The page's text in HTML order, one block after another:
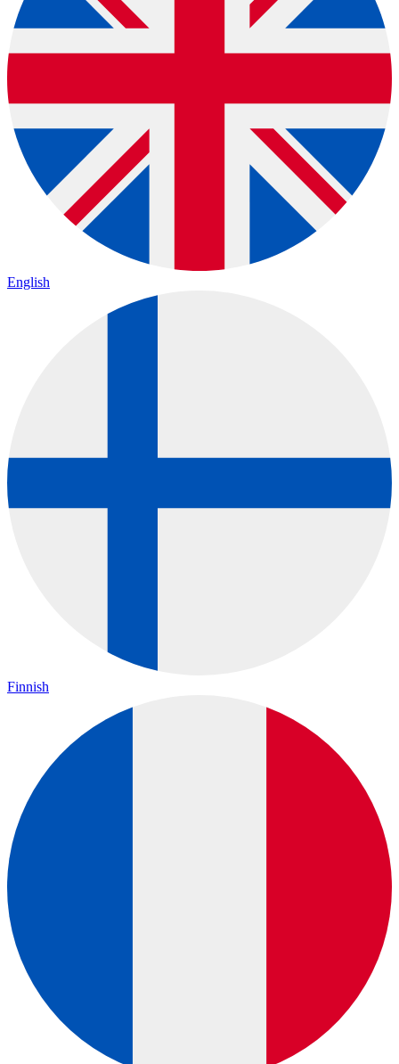
English
Finnish